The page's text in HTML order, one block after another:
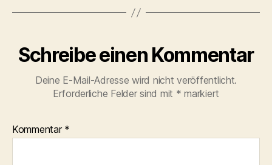
Schreibe einen Kommentar
Deine E-Mail-Adresse wird nicht veröffentlicht.
Erforderliche Felder sind mit * markiert
Kommentar *